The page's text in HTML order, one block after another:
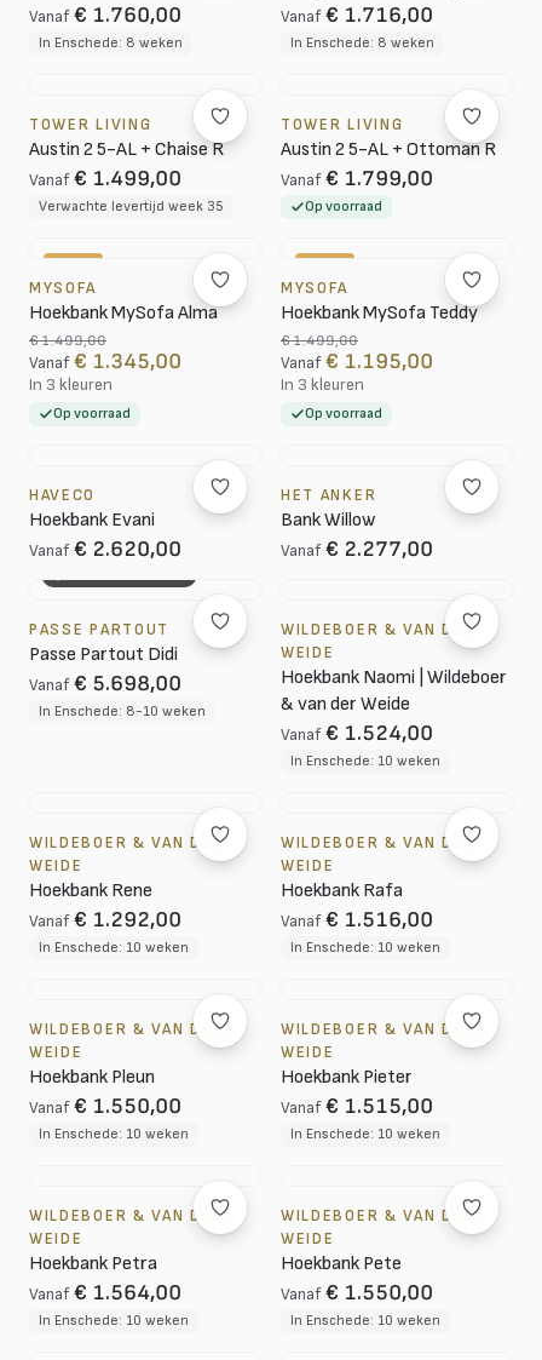
Vanaf € 1.760,00
In Enschede: 8 weken
Vanaf € 1.716,00
In Enschede: 8 weken
TOWER LIVING
Austin 2 5-AL + Chaise R
Vanaf € 1.499,00
Verwachte levertijd week 35
TOWER LIVING
Austin 2 5-AL + Ottoman R
Vanaf € 1.799,00
Op voorraad
MYSOFA
Hoekbank MySofa Alma
€ 1.499,00
Vanaf € 1.345,00
In 3 kleuren
Op voorraad
MYSOFA
Hoekbank MySofa Teddy
€ 1.499,00
Vanaf € 1.195,00
In 3 kleuren
Op voorraad
HAVECO
Hoekbank Evani
Vanaf € 2.620,00
HET ANKER
Bank Willow
Vanaf € 2.277,00
PASSE PARTOUT
Passe Partout Didi
Vanaf € 5.698,00
In Enschede: 8-10 weken
WILDEBOER & VAN DER
WEIDE
Hoekbank Naomi | Wildeboer
& van der Weide
Vanaf € 1.524,00
In Enschede: 10 weken
WILDEBOER & VAN DER
WEIDE
Hoekbank Rene
Vanaf € 1.292,00
In Enschede: 10 weken
WILDEBOER & VAN DER
WEIDE
Hoekbank Rafa
Vanaf € 1.516,00
In Enschede: 10 weken
WILDEBOER & VAN DER
WEIDE
Hoekbank Pleun
Vanaf € 1.550,00
In Enschede: 10 weken
WILDEBOER & VAN DER
WEIDE
Hoekbank Pieter
Vanaf € 1.515,00
In Enschede: 10 weken
WILDEBOER & VAN DER
WEIDE
Hoekbank Petra
Vanaf € 1.564,00
In Enschede: 10 weken
WILDEBOER & VAN DER
WEIDE
Hoekbank Pete
Vanaf € 1.550,00
In Enschede: 10 weken